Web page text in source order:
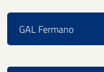
GAL Fermano